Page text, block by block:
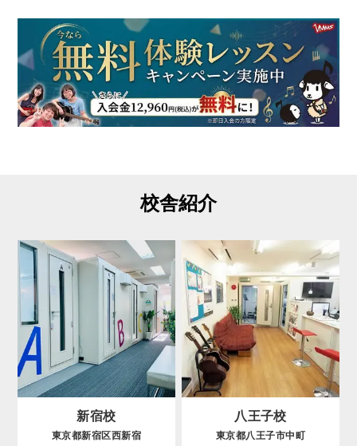
校舎紹介
新宿校
東京都新宿区西新宿
八王子校
東京都八王子市中町